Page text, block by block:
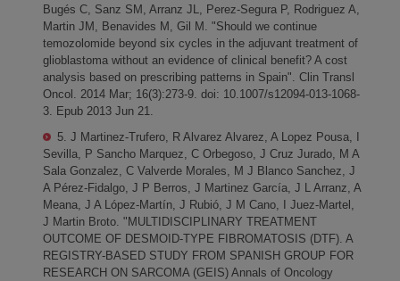
Bugés C, Sanz SM, Arranz JL, Perez-Segura P, Rodriguez A,
Martin JM, Benavides M, Gil M. "Should we continue
temozolomide beyond six cycles in the adjuvant treatment of
glioblastoma without an evidence of clinical benefit? A cost
analysis based on prescribing patterns in Spain". Clin Transl
Oncol. 2014 Mar; 16(3):273-9. doi: 10.1007/s12094-013-1068-
3. Epub 2013 Jun 21.
5. J Martinez-Trufero, R Alvarez Alvarez, A Lopez Pousa, I
Sevilla, P Sancho Marquez, C Orbegoso, J Cruz Jurado, M A
Sala Gonzalez, C Valverde Morales, M J Blanco Sanchez, J
A Pérez-Fidalgo, J P Berros, J Martinez García, J L Arranz, A
Meana, J A López-Martín, J Rubió, J M Cano, I Juez-Martel,
J Martin Broto. "MULTIDISCIPLINARY TREATMENT
OUTCOME OF DESMOID-TYPE FIBROMATOSIS (DTF). A
REGISTRY-BASED STUDY FROM SPANISH GROUP FOR
RESEARCH ON SARCOMA (GEIS) Annals of Oncology